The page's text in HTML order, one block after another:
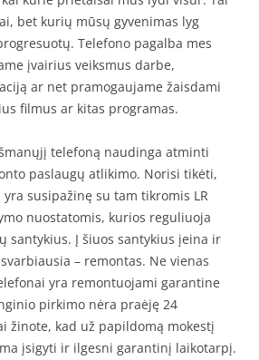
bet kurių mūsų gyvenimas lyg
Telefono pagalba mes
įvairius veiksmus darbe,
ar net pramogaujame žaisdami
filmus ar kitas programas.
telefoną naudinga atminti
paslaugų atlikimo. Norisi tikėti,
susipažinę su tam tikromis LR
nuostatomis, kurios reguliuoja
santykius. Į šiuos santykius įeina ir
– remontas. Ne vienas
yra remontuojami garantine
pirkimo nėra praėję 24
žinote, kad už papildomą mokestį
įsigyti ir ilgesni garantinį laikotarpį.